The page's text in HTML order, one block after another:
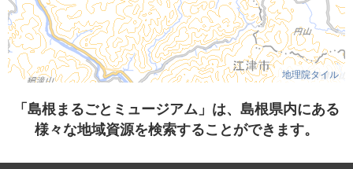
地理院タイル
「島根まるごとミュージアム」は、島根県内にある
様々な地域資源を検索することができます。